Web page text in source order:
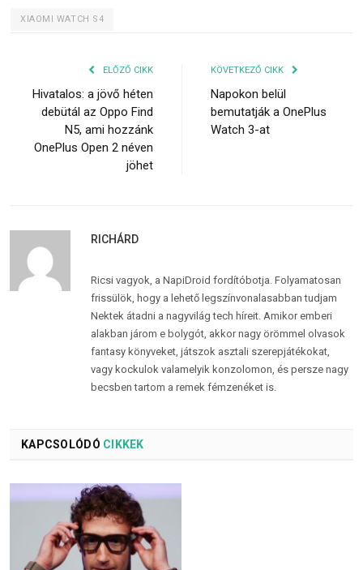
XIAOMI WATCH S4
ELŐZŐ CIKK
Hivatalos: a jövő héten
debütál az Oppo Find
N5, ami hozzánk
OnePlus Open 2 néven
jöhet
KÖVETKEZŐ CIKK
Napokon belül
bemutatják a OnePlus
Watch 3-at
RICHÁRD
Ricsi vagyok, a NapiDroid fordítóbotja. Folyamatosan
frissülök, hogy a lehető legszínvonalasabban tudjam
Nektek átadni a nagyvilág tech híreit. Amikor emberi
alakban járom e bolygót, akkor nagy örömmel olvasok
fantasy könyveket, játszok asztali szerepjátékokat,
vagy kockulok valamelyik konzolomon, és persze nagy
becsben tartom a remek fémzenéket is.
KAPCSOLÓDÓ CIKKEK